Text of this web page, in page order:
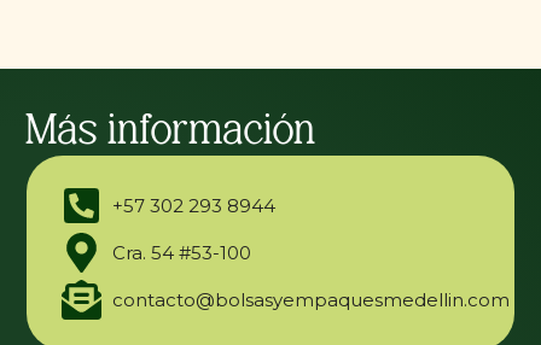
Más información
+57 302 293 8944
Cra. 54 #53-100
contacto@bolsasyempaquesmedellin.com